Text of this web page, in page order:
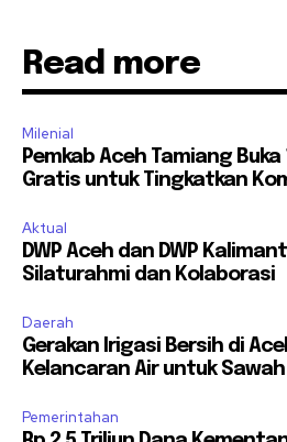
Read more
Milenial
Pemkab Aceh Tamiang
Gratis untuk Tingkatkan
Aktual
DWP Aceh dan DWP
Silaturahmi dan Kolaborasi
Daerah
Gerakan Irigasi Bersih di
Kelancaran Air untuk
Pemerintahan